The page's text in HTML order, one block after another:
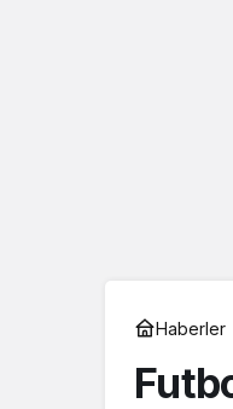
Haberler